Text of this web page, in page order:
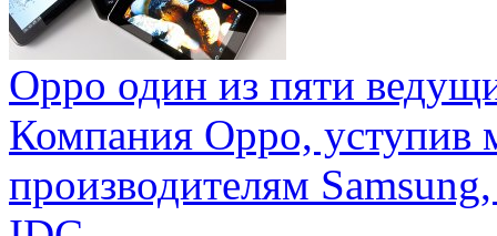
Oppo один из пяти
Компания Oppo, уступив
производителям